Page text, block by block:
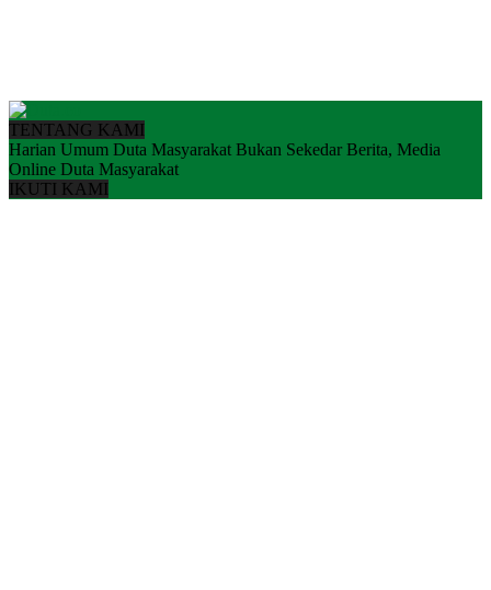
TENTANG KAMI
Harian Umum Duta Masyarakat Bukan Sekedar Berita, Media
Online Duta Masyarakat
IKUTI KAMI